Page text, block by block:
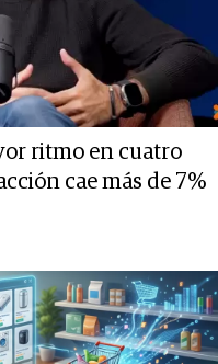
ritmo en cuatro
cae más de 7%